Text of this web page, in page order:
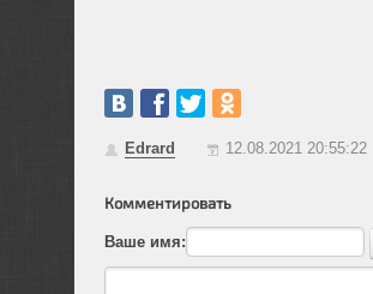
Edrard 12.08.2021 20:55:22
Комментировать
Ваше имя: